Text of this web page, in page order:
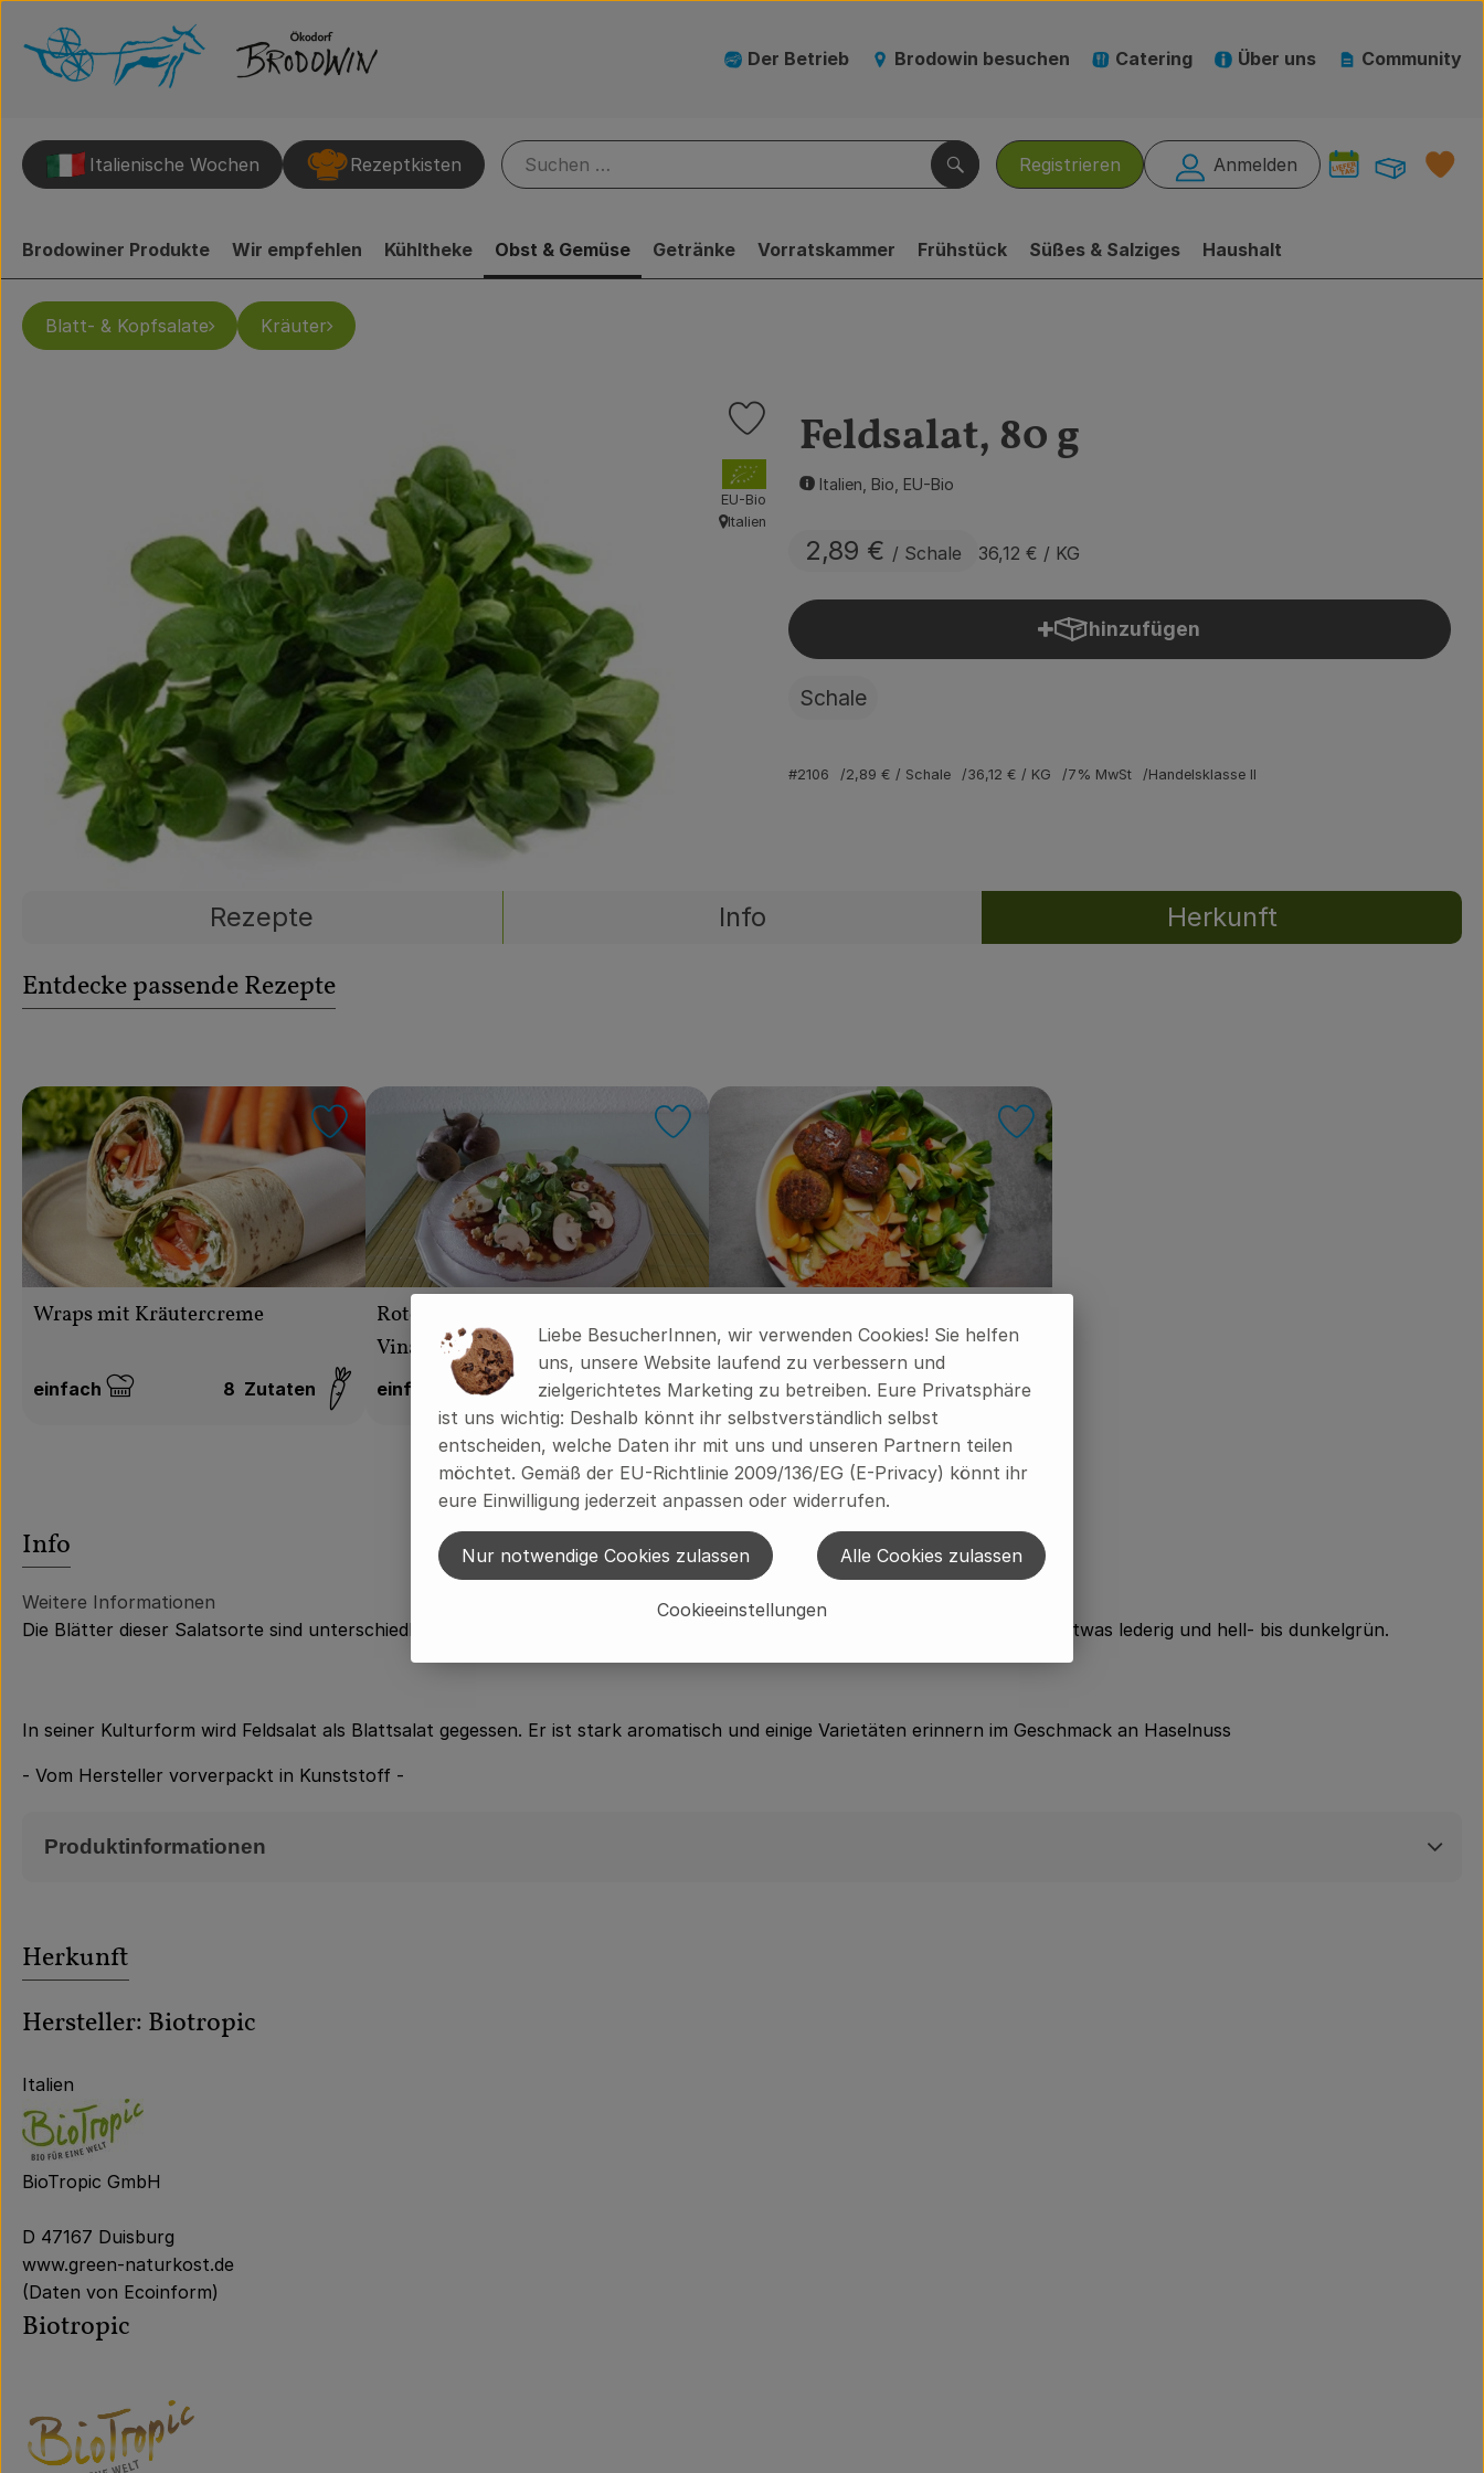
Der Betrieb Brodowin besuchen Catering Über uns Community
Registrieren Anmelden
Suchen
Italienische Wochen Rezeptkisten
Brodowiner Produkte Wir empfehlen Kühltheke Obst & Gemüse Getränke Vorratskammer Frühstück Süßes & Salziges Haushalt
Blatt- & Kopfsalate Kräuter
Feldsalat, 80 g
Italien, Bio, EU-Bio
2,89 € / Schale 36,12 € / KG
Produkt zu Favouriten hinzufügen
, Verband:
EU-Bio
, Herkunft:
Italien
hinzufügen
Produkt zum Warenkorb hinzufügen
Schale
#2106 2,89 € / Schale 36,12 € / KG 7% MwSt Handelsklasse II
Rezepte Info Herkunft
Entdecke passende Rezepte
Wraps mit Kräutercreme
Schwierigkeit:
einfach 8 Zutaten
Rezept zu Favouriten hinzufügen
Rote Bete-Carpaccio mit Walnuss-
Vinaigrette
Schwierigkeit:
einfach 4Zutaten
Rezept zu Favouriten hinzufügen
Schwierigkeit:
einfach 7 Zutaten
Rezept zu Favouriten hinzufügen
Info
Weitere Informationen
Die Blätter dieser Salatsorte sind unterschiedlich groß, länglichschmal bis breit, spatelförmig, ganzrandig oder feingesägt, etwas lederig und hell- bis dunkelgrün.
In seiner Kulturform wird Feldsalat als Blattsalat gegessen. Er ist stark aromatisch und einige Varietäten erinnern im Geschmack an Haselnuss
- Vom Hersteller vorverpackt in Kunststoff -
Produktinformationen
Herkunft
Hersteller: Biotropic
Italien
BioTropic GmbH
D 47167 Duisburg
www.green-naturkost.de
(Daten von Ecoinform)
Biotropic
Liebe BesucherInnen, wir verwenden Cookies! Sie helfen
uns, unsere Website laufend zu verbessern und
zielgerichtetes Marketing zu betreiben. Eure Privatsphäre
ist uns wichtig: Deshalb könnt ihr selbstverständlich selbst
entscheiden, welche Daten ihr mit uns und unseren Partnern teilen
möchtet. Gemäß der EU-Richtlinie 2009/136/EG (E-Privacy) könnt ihr
eure Einwilligung jederzeit anpassen oder widerrufen.
Cookieeinstellungen
Nur notwendige Cookies zulassen Alle Cookies zulassen